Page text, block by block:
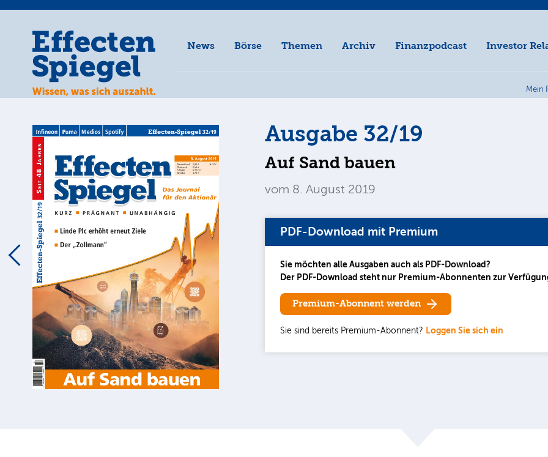
News Börse Themen Archiv Finanzpodcast Investor
Mein
Ausgabe 32/19
Auf Sand bauen
vom 8. August 2019
PDF-Download mit Premium
Sie möchten alle Ausgaben auch als PDF-Download?
Der PDF-Download steht nur Premium-Abonnenten zur
Premium-Abonnent werden
Sie sind bereits Premium-Abonnent? Loggen Sie sich ein